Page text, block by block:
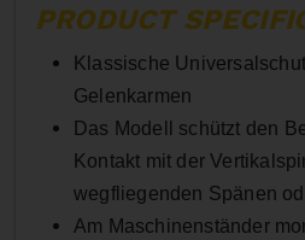
PRODUCT
Klassische
Gelenkarmen
Das Modell schützt den
Kontakt mit der
wegfliegenden Spänen
Am Maschinenständer